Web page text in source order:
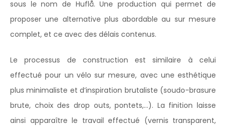
sous le nom de Huflå. Une production qui permet de
proposer une alternative plus abordable au sur mesure
complet, et ce avec des délais contenus.
Le processus de construction est similaire à celui
effectué pour un vélo sur mesure, avec une esthétique
plus minimaliste et d’inspiration brutaliste (soudo-brasure
brute, choix des drop outs, pontets,…). La finition laisse
ainsi apparaître le travail effectué (vernis transparent,